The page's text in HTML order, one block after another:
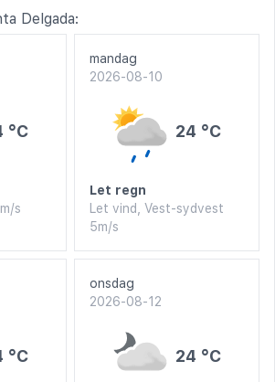
Delgada:
°C
s
mandag
2026-08-10
24 °C
Let regn
Let vind, Vest-sydvest
5m/s
°C
onsdag
2026-08-12
24 °C